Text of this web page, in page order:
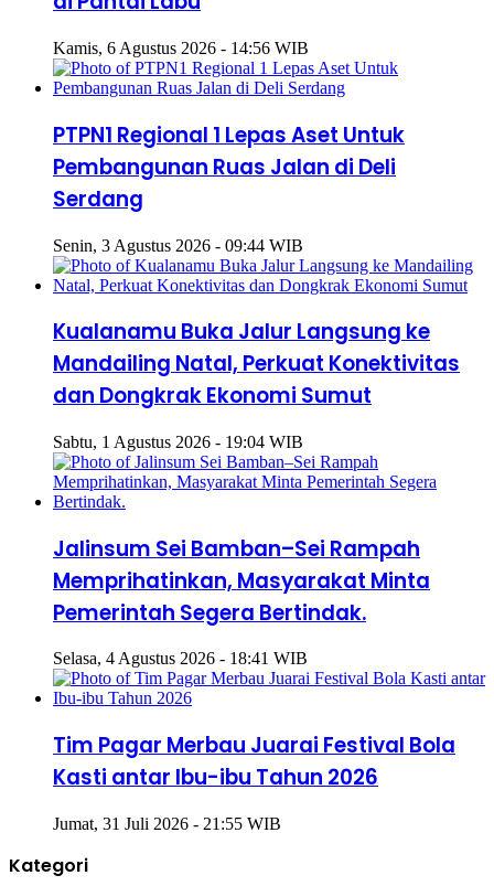
Kamis, 6 Agustus 2026 - 14:56 WIB
PTPN1 Regional 1 Lepas Aset Untuk
Pembangunan Ruas Jalan di Deli
Serdang
Senin, 3 Agustus 2026 - 09:44 WIB
Kualanamu Buka Jalur Langsung ke
Mandailing Natal, Perkuat Konektivitas
dan Dongkrak Ekonomi Sumut
Sabtu, 1 Agustus 2026 - 19:04 WIB
Jalinsum Sei Bamban–Sei Rampah
Memprihatinkan, Masyarakat Minta
Pemerintah Segera Bertindak.
Selasa, 4 Agustus 2026 - 18:41 WIB
Tim Pagar Merbau Juarai Festival Bola
Kasti antar Ibu-ibu Tahun 2026
Jumat, 31 Juli 2026 - 21:55 WIB
Kategori